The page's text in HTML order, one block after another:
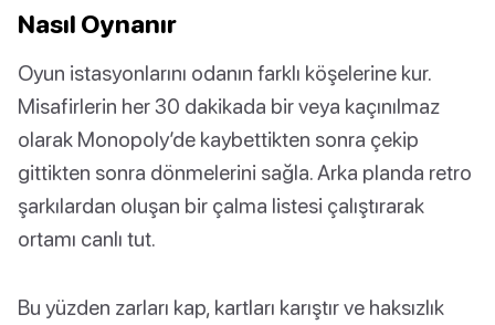
Nasıl Oynanır
Oyun istasyonlarını odanın farklı köşelerine kur.
Misafirlerin her 30 dakikada bir veya kaçınılmaz
olarak Monopoly’de kaybettikten sonra çekip
gittikten sonra dönmelerini sağla. Arka planda retro
şarkılardan oluşan bir çalma listesi çalıştırarak
ortamı canlı tut.
Bu yüzden zarları kap, kartları karıştır ve haksızlık